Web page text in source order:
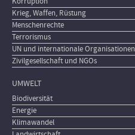
Krieg, Waffen, Rüstung
Menschenrechte
Terrorismus
UN und internationale Organisationen
Zivilgesellschaft und NGOs
UMWELT
Biodiversität
Energie
Klimawandel